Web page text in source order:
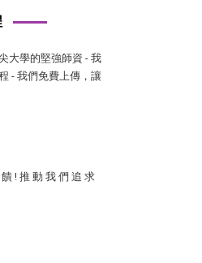
大學的堅強師資 - 我
- 我們免費上傳，讓
! 推 動 我 們 追 求